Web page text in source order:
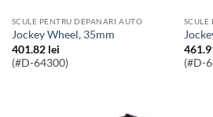
SCULE PENTRU DEPANARI AUTO
Jockey Wheel, 35mm
401.82 lei
(#D-64300)
SCULE
(#D-